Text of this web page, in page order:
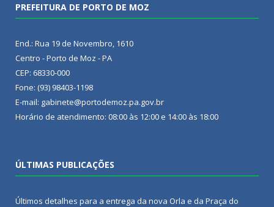
PREFEITURA DE PORTO DE MOZ
End.: Rua 19 de Novembro, 1610
Centro - Porto de Moz - PA
CEP: 68330-000
Fone: (93) 98403-1198
E-mail: gabinete@portodemoz.pa.gov.br
Horário de atendimento: 08:00 às 12:00 e 14:00 às 18:00
ÚLTIMAS PUBLICAÇÕES
Últimos detalhes para a entrega da nova Orla e da Praça do